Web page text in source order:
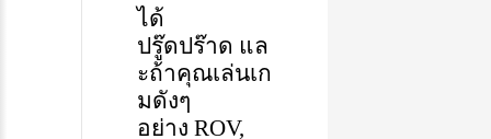
ได้
ปรู๊ดปร๊าด แล
ะถ้าคุณเล่นเก
มดังๆ
อย่าง ROV,